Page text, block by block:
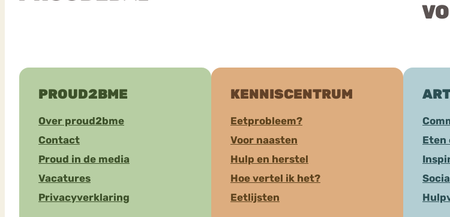
PROUD2BME
Over proud2bme
Contact
Proud in de media
Vacatures
Privacyverklaring
KENNISCENTRUM
Eetprobleem?
Voor naasten
Hulp en herstel
Hoe vertel ik het?
Eetlijsten
Eten